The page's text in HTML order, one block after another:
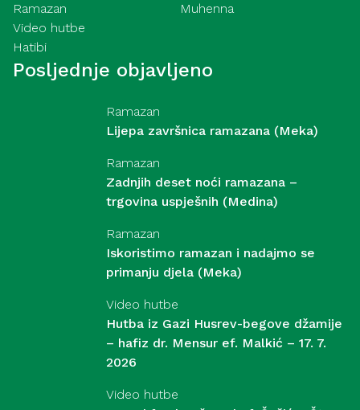
Ramazan
Video hutbe
Hatibi
Muhenna
Posljednje objavljeno
Ramazan
Lijepa završnica ramazana (Meka)
Ramazan
Zadnjih deset noći ramazana –
trgovina uspješnih (Medina)
Ramazan
Iskoristimo ramazan i nadajmo se
primanju djela (Meka)
Video hutbe
Hutba iz Gazi Husrev-begove džamije
– hafiz dr. Mensur ef. Malkić – 17. 7.
2026
Video hutbe